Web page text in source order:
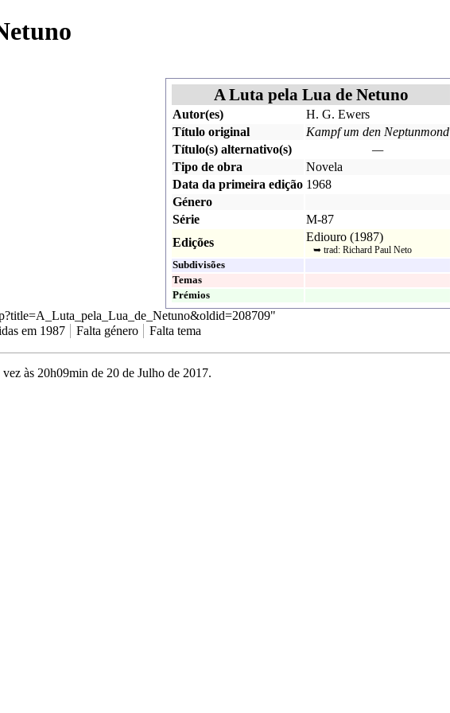
A Luta pela Lua de Netuno
Autor(es)
H. G. Ewers
Título original
Kampf um den Neptunmond
Título(s) alternativo(s)
—
Tipo de obra
Novela
Data da primeira edição 1968
Género
Série
M-87
Edições
Ediouro (1987)
➥ trad: Richard Paul Neto
Subdivisões
Temas
Prémios
"
em 1987 Falta género Falta tema
às 20h09min de 20 de Julho de 2017.